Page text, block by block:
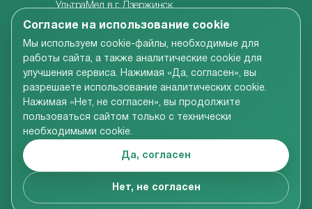
Согласие на использование cookie
Мы используем cookie-файлы, необходимые для
работы сайта, а также аналитические cookie для
улучшения сервиса. Нажимая «Да, согласен», вы
разрешаете использование аналитических cookie.
Нажимая «Нет, не согласен», вы продолжите
пользоваться сайтом только с технически
необходимыми cookie.
Да, согласен
Нет, не согласен
УльтраМед в г. Дзержинск
Центр медицины плода
Центр врачебной косметологии
Семейная стоматология
Детская адаптивная стоматология
Вся информация, размещенная на сайте компании,
ознакомительный характер и не является
публичной офертой в соответствии со ст.437 ГК РФ
© УльтраМед 2002-2024